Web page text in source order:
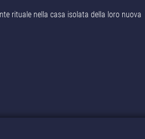
rituale nella casa isolata della loro nuova